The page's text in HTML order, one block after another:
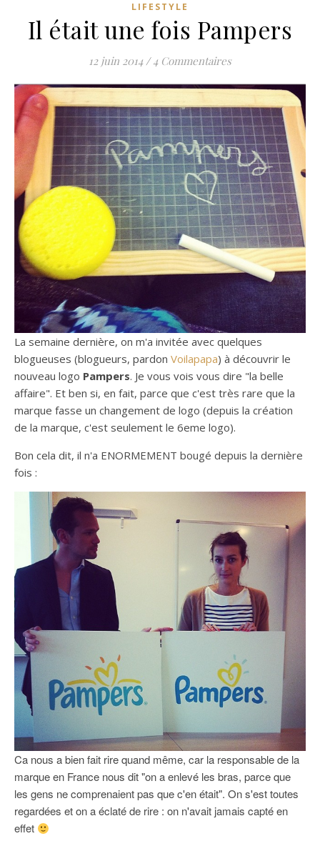
LIFESTYLE
Il était une fois Pampers
12 juin 2014 / 4 Commentaires
La semaine dernière, on m'a invitée avec quelques
blogueuses (blogueurs, pardon Voilapapa) à découvrir le
nouveau logo Pampers. Je vous vois vous dire "la belle
affaire". Et ben si, en fait, parce que c'est très rare que la
marque fasse un changement de logo (depuis la création
de la marque, c'est seulement le 6eme logo).
Bon cela dit, il n'a ENORMEMENT bougé depuis la dernière
fois :
Ca nous a bien fait rire quand même, car la responsable de la
marque en France nous dit "on a enlevé les bras, parce que
les gens ne comprenaient pas que c'en était". On s'est toutes
regardées et on a éclaté de rire : on n'avait jamais capté en
effet